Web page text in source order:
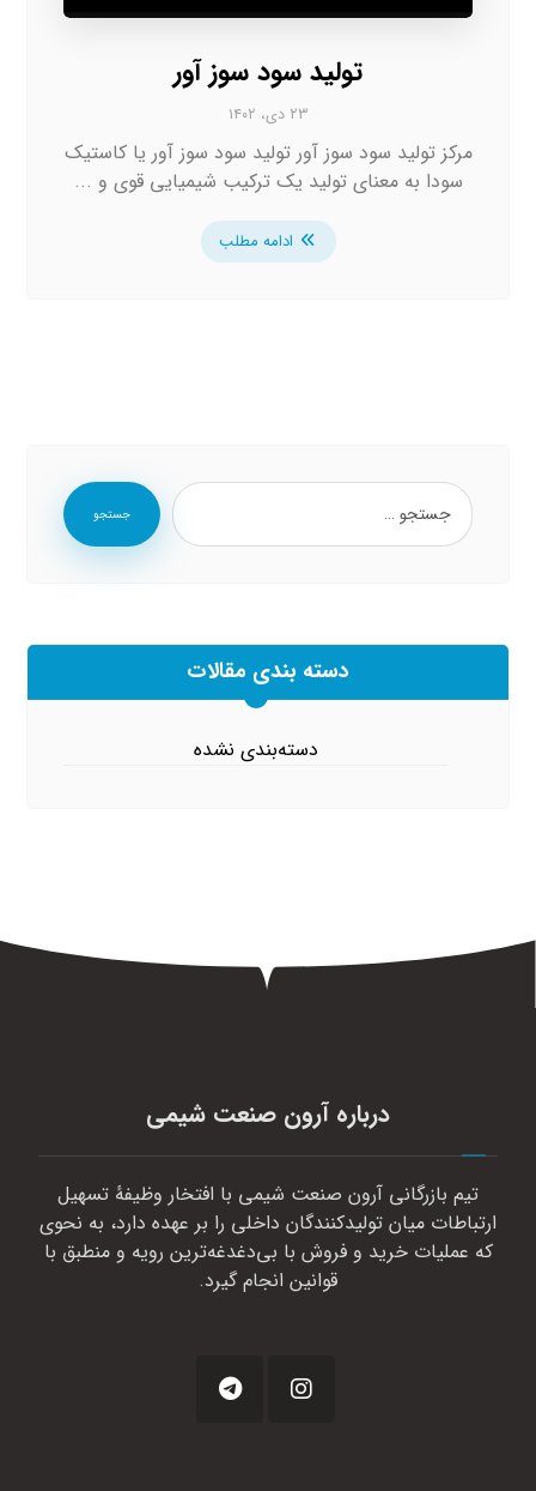
تولید سود سوز آور
۲۳ دی، ۱۴۰۲
مرکز تولید سود سوز آور تولید سود سوز آور یا کاستیک
سودا به معنای تولید یک ترکیب شیمیایی قوی و ...
ادامه مطلب
جستجو
دسته بندی مقالات
دسته‌بندی نشده
درباره آرون صنعت شیمی
تیم بازرگانی آرون صنعت شیمی با افتخار وظیفهٔ تسهیل
ارتباطات میان تولیدکنندگان داخلی را بر عهده دارد، به نحوی
که عملیات خرید و فروش با بی‌دغدغه‌ترین رویه و منطبق با
قوانین انجام گیرد.